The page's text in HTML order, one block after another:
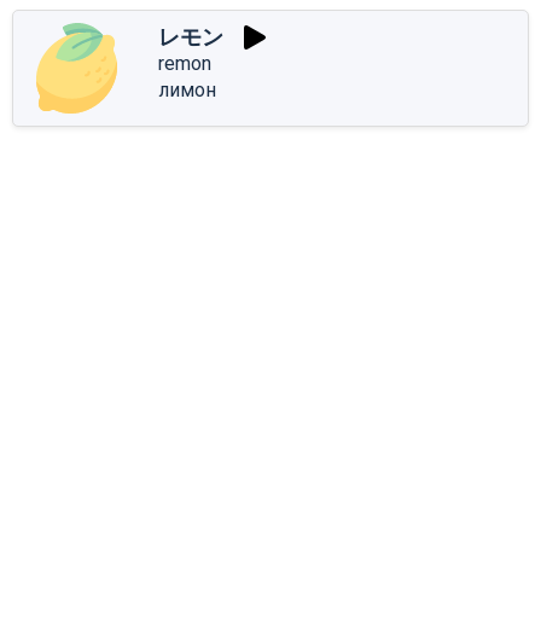
レモン
remon
лимон